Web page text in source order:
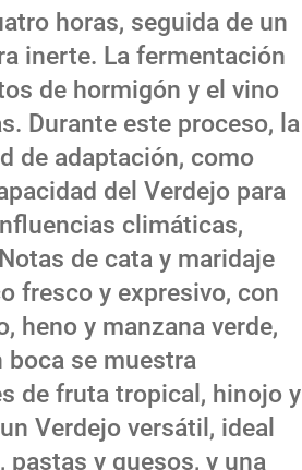
horas, seguida de un
inerte. La fermentación
de hormigón y el vino
Durante este proceso, la
de adaptación, como
del Verdejo para
climáticas,
de cata y maridaje
fresco y expresivo, con
heno y manzana verde,
boca se muestra
de fruta tropical, hinojo y
Verdejo versátil, ideal
pastas y quesos, y una